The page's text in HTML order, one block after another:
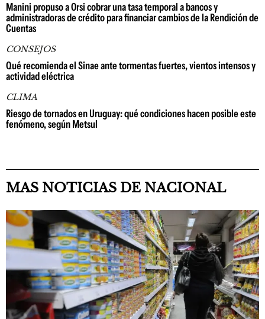
Manini propuso a Orsi cobrar una tasa temporal a bancos y
administradoras de crédito para financiar cambios de la Rendición de
Cuentas
CONSEJOS
Qué recomienda el Sinae ante tormentas fuertes, vientos intensos y
actividad eléctrica
CLIMA
Riesgo de tornados en Uruguay: qué condiciones hacen posible este
fenómeno, según Metsul
MAS NOTICIAS DE NACIONAL